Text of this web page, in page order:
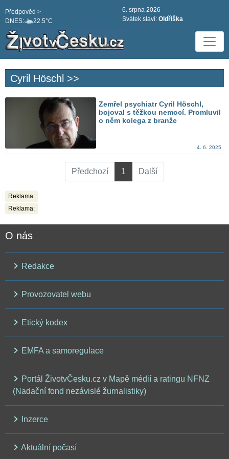
DNES: 22.5°C
Předpověd >
6. srpna 2026
Svátek slaví: Oldřiška
Cyril Höschl >>
Zemřel psychiatr Cyril Höschl,
bojoval s těžkou nemocí. Promluvil
o něm kolega z branže
4. 6. 2025
Předchozí 1 Další
Reklama:
Reklama:
O nás
Redakce
Provozovatel webu
Etický kodex
EMFA a samoregulace
Portál ŽivotvČesku.cz v Mapě médií a ratingu NFNZ
(Nadační fond nezávislé žurnalistiky)
Inzerce
Aktuální počasí